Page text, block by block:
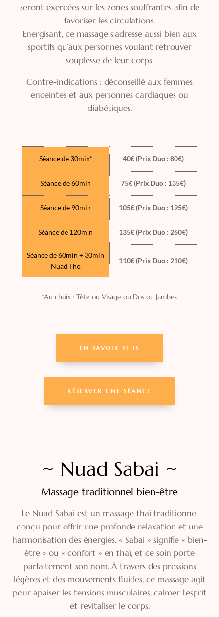
seront exercées sur les zones souffrantes afin de
favoriser les circulations.
Energisant, ce massage s’adresse aussi bien aux
sportifs qu’aux personnes voulant retrouver
souplesse de leur corps.
Contre-indications : déconseillé aux femmes
enceintes et aux personnes cardiaques ou
diabétiques.
Séance de 30min*
Séance de 60min
Séance de 90min
Séance de 120min
Séance de 60min + 30min
Nuad Tho
40€ (Prix Duo : 80€)
75€ (Prix Duo : 135€)
105€ (Prix Duo : 195€)
135€ (Prix Duo : 260€)
110€ (Prix Duo : 210€)
*Au choix : Tête ou Visage ou Dos ou Jambes
EN SAVOIR PLUS
RÉSERVER UNE SÉANCE
~ Nuad Sabai ~
Massage traditionnel bien-être
Le Nuad Sabai est un massage thaï traditionnel
conçu pour offrir une profonde relaxation et une
harmonisation des énergies. « Sabai » signifie « bien-
être » ou « confort » en thaï, et ce soin porte
parfaitement son nom. À travers des pressions
légères et des mouvements fluides, ce massage agit
pour apaiser les tensions musculaires, calmer l’esprit
et revitaliser le corps.